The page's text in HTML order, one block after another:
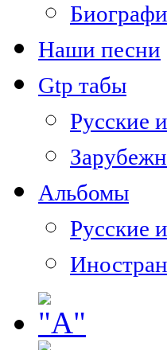
Наши песни
Gtp табы
Русские
Альбомы
Русские